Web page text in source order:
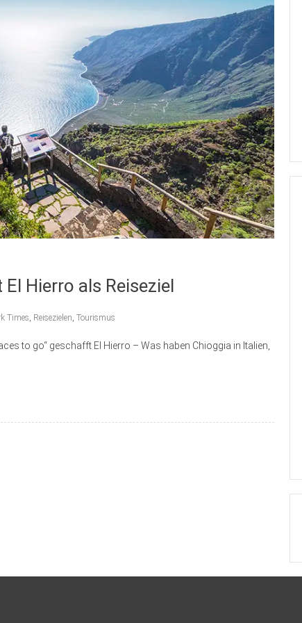
Hierro als Reiseziel
Times Reisezielen Tourismus
to go“ geschafft El Hierro – Was haben Chioggia in Italien,